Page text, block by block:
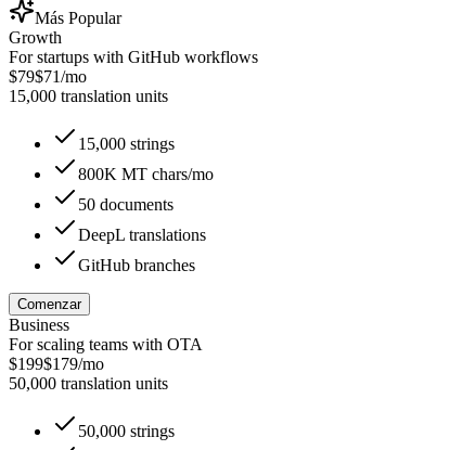
Más Popular
Growth
For startups with GitHub workflows
$79$71/mo
15,000 translation units
15,000 strings
800K MT chars/mo
50 documents
DeepL translations
GitHub branches
Comenzar
Business
For scaling teams with OTA
$199$179/mo
50,000 translation units
50,000 strings